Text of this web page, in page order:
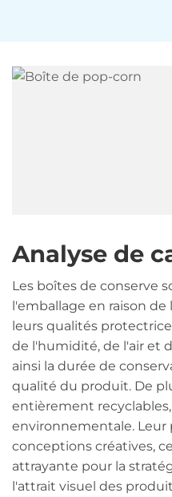
Analyse de
Les boîtes de conserve
l'emballage en raison
leurs qualités
de l'humidité, de l'air et
ainsi la durée de
qualité du produit. De
entièrement
environnementale.
conceptions créatives,
attrayante pour la
l'attrait visuel des